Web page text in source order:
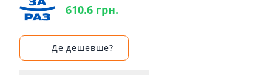
610.6 грн.
Де дешевше?